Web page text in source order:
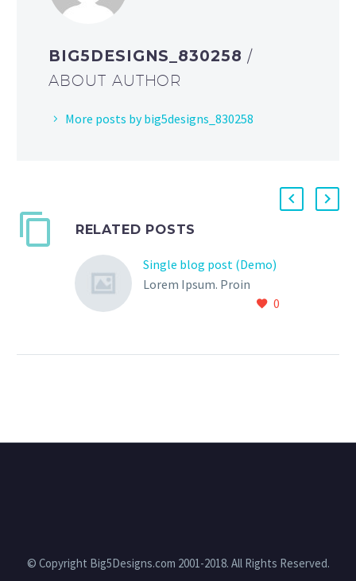
BIG5DESIGNS_830258/
ABOUT AUTHOR
More posts by big5designs_830258
RELATED POSTS
Single blog post (Demo)
Lorem Ipsum. Proin
0
© Copyright Big5Designs.com 2001-2018. All Rights Reserved.